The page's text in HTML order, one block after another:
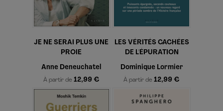
JE NE SERAI PLUS UNE
PROIE
Anne Deneuchatel
À partir de 12,99 €
LES VÉRITÉS CACHÉES
DE L'ÉPURATION
Dominique Lormier
À partir de12,99 €